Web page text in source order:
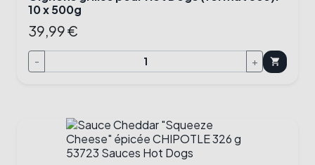
10 x 500g
39,99 €
- + shopping_cart